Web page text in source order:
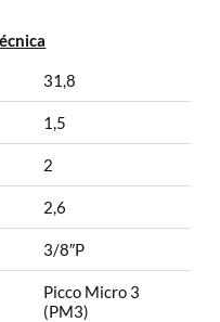
31,8
1,5
2
2,6
3/8″P
Picco Micro 3
(PM3)